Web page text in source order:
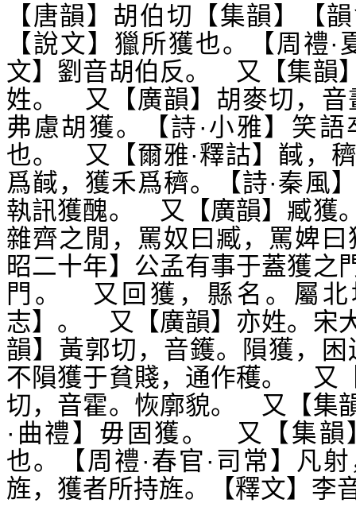
【唐韻】胡伯切【集韻】【
【說文】獵所獲也。【周禮
文】劉音胡伯反。 又【集韻
姓。 又【廣韻】胡麥切，音
弗慮胡獲。【詩·小雅】笑
也。 又【爾雅·釋詁】馘，
爲馘，獲禾爲穧。【詩·秦風
執訊獲醜。 又【廣韻】臧獲
雜齊之閒，罵奴曰臧，罵婢
昭二十年】公孟有事于蓋獲之
門。 又回獲，縣名。屬北
志】。 又【廣韻】亦姓。宋
韻】黃郭切，音鑊。隕獲，
不隕獲于貧賤，通作穫。 又
切，音霍。恢廓貌。 又【集
·曲禮】毋固獲。 又【集韻
也。【周禮·春官·司常】凡
旌，獲者所持旌。【釋文】李